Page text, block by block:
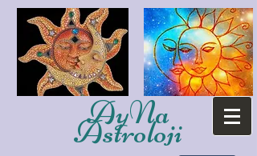
AyNa
Astroloji